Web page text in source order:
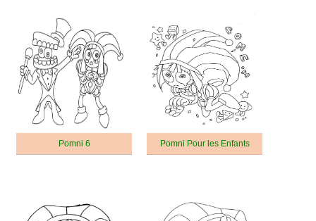
Pomni 6 Pomni Pour les Enfants